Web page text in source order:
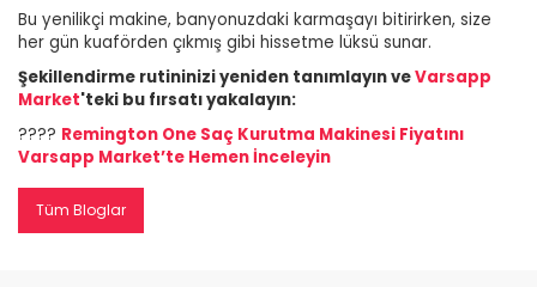
Bu yenilikçi makine, banyonuzdaki karmaşayı bitirirken, size
her gün kuaförden çıkmış gibi hissetme lüksü sunar.
Şekillendirme rutininizi yeniden tanımlayın veVarsapp
Market'teki bu fırsatı yakalayın:
???? Remington One Saç Kurutma Makinesi Fiyatını
Varsapp Market’te Hemen İnceleyin
Tüm Bloglar